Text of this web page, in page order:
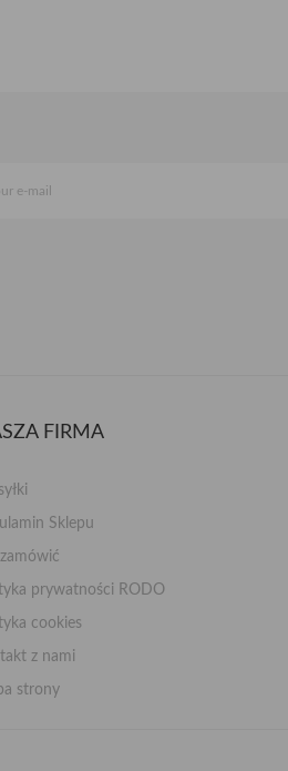
FIRMA
Sklepu
prywatności RODO
cookies
z nami
strony